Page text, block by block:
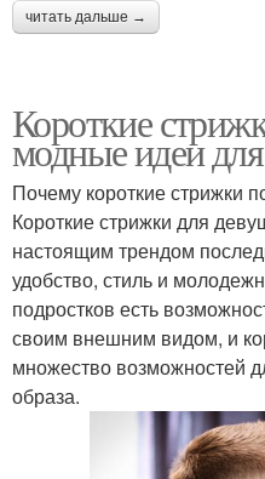
читать дальше →
Короткие
модные идеи
Почему короткие стрижки
Короткие стрижки для
настоящим трендом
удобство, стиль и
подростков есть
своим внешним видом, и
множество возможностей
образа.